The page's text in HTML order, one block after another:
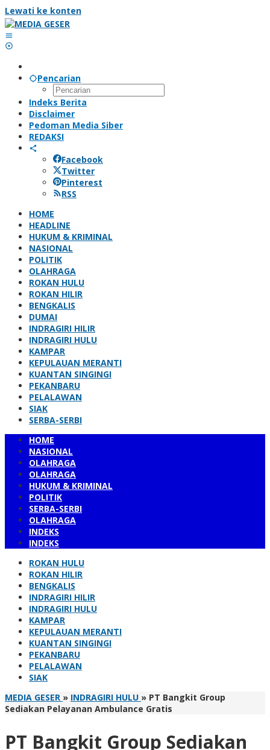
Lewati ke konten
Pencarian
Indeks Berita
Disclaimer
Pedoman Media Siber
REDAKSI
Facebook
Twitter
Pinterest
RSS
HOME
HEADLINE
HUKUM & KRIMINAL
NASIONAL
POLITIK
OLAHRAGA
ROKAN HULU
ROKAN HILIR
BENGKALIS
DUMAI
INDRAGIRI HILIR
INDRAGIRI HULU
KAMPAR
KEPULAUAN MERANTI
KUANTAN SINGINGI
PEKANBARU
PELALAWAN
SIAK
SERBA-SERBI
HOME
NASIONAL
OLAHRAGA
OLAHRAGA
HUKUM & KRIMINAL
POLITIK
SERBA-SERBI
OLAHRAGA
INDEKS
INDEKS
ROKAN HULU
ROKAN HILIR
BENGKALIS
INDRAGIRI HILIR
INDRAGIRI HULU
KAMPAR
KEPULAUAN MERANTI
KUANTAN SINGINGI
PEKANBARU
PELALAWAN
SIAK
MEDIA GESER » INDRAGIRI HULU » PT Bangkit Group
Sediakan Pelayanan Ambulance Gratis
PT Bangkit Group Sediakan